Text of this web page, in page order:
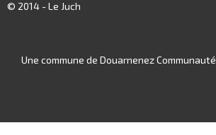
© 2014 - Le Juch
Une commune de Douarnenez Communauté